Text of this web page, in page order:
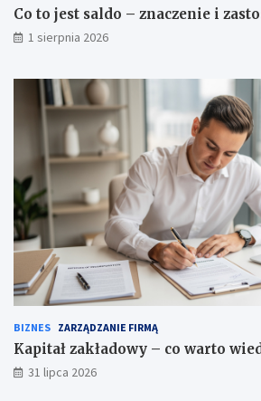
Co to jest saldo – znaczenie i
1 sierpnia 2026
BIZNES ZARZĄDZANIE FIRMĄ
Kapitał zakładowy – co warto
31 lipca 2026